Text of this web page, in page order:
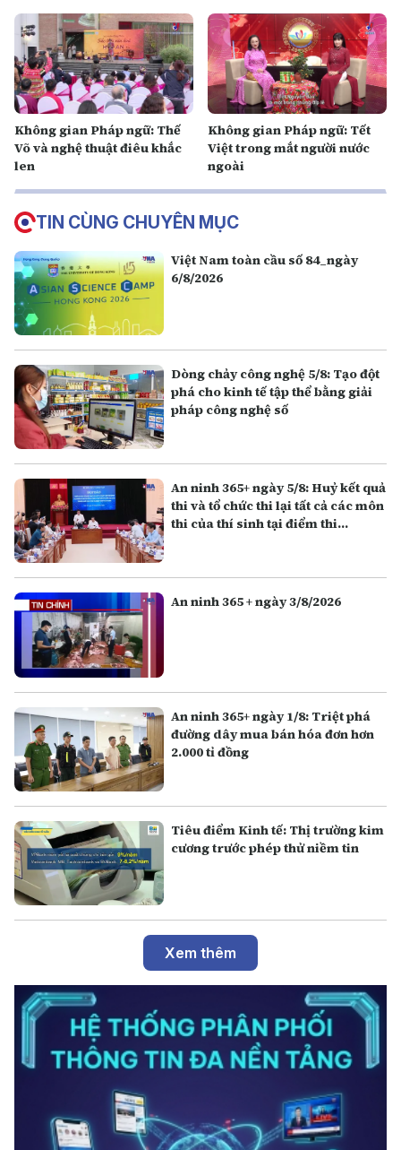
Không gian Pháp ngữ: Thế
Võ và nghệ thuật điêu khắc
len
Không gian Pháp ngữ: Tết
Việt trong mắt người nước
ngoài
TIN CÙNG CHUYÊN MỤC
Việt Nam toàn cầu số 84_ngày
6/8/2026
Dòng chảy công nghệ 5/8: Tạo đột
phá cho kinh tế tập thể bằng giải
pháp công nghệ số
An ninh 365+ ngày 5/8: Huỷ kết quả
thi và tổ chức thi lại tất cả các môn
thi của thí sinh tại điểm thi
An ninh 365 + ngày 3/8/2026
An ninh 365+ ngày 1/8: Triệt phá
đường dây mua bán hóa đơn hơn
2.000 tỉ đồng
Tiêu điểm Kinh tế: Thị trường kim
cương trước phép thử niềm tin
Xem thêm